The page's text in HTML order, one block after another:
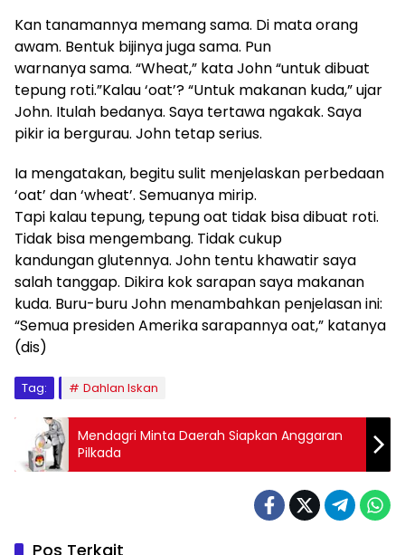
Kan tanamannya memang sama. Di mata orang
awam. Bentuk bijinya juga sama. Pun
warnanya sama. “Wheat,” kata John “untuk dibuat
tepung roti.”Kalau ‘oat’? “Untuk makanan kuda,” ujar
John. Itulah bedanya. Saya tertawa ngakak. Saya
pikir ia bergurau. John tetap serius.
Ia mengatakan, begitu sulit menjelaskan perbedaan
‘oat’ dan ‘wheat’. Semuanya mirip.
Tapi kalau tepung, tepung oat tidak bisa dibuat roti.
Tidak bisa mengembang. Tidak cukup
kandungan glutennya. John tentu khawatir saya
salah tanggap. Dikira kok sarapan saya makanan
kuda. Buru-buru John menambahkan penjelasan ini:
“Semua presiden Amerika sarapannya oat,” katanya
(dis)
Tag: Dahlan Iskan
Mendagri Minta Daerah Siapkan Anggaran
Pilkada
Pos Terkait